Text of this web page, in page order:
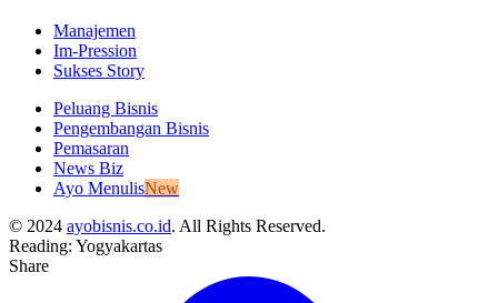
Manajemen
Im-Pression
Sukses Story
Peluang Bisnis
Pengembangan Bisnis
Pemasaran
News Biz
Ayo MenulisNew
© 2024 ayobisnis.co.id. All Rights Reserved.
Reading: Yogyakartas
Share